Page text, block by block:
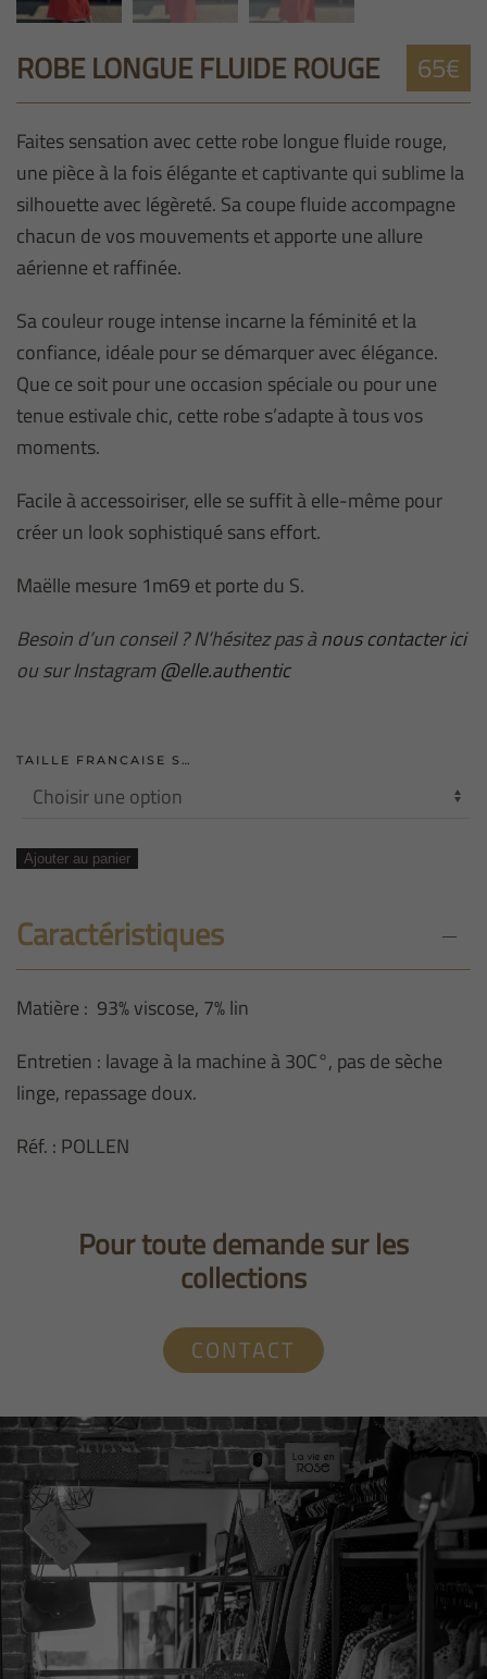
ROBE LONGUE FLUIDE ROUGE 65€
Faites sensation avec cette robe longue fluide rouge,
une pièce à la fois élégante et captivante qui sublime la
silhouette avec légèreté. Sa coupe fluide accompagne
chacun de vos mouvements et apporte une allure
aérienne et raffinée.
Sa couleur rouge intense incarne la féminité et la
confiance, idéale pour se démarquer avec élégance.
Que ce soit pour une occasion spéciale ou pour une
tenue estivale chic, cette robe s’adapte à tous vos
moments.
Facile à accessoiriser, elle se suffit à elle-même pour
créer un look sophistiqué sans effort.
Maëlle mesure 1m69 et porte du S.
Besoin d’un conseil ? N’hésitez pas ànous contacter ici
ou sur Instagram@elle.authentic
TAILLE FRANCAISE S…
quantité
ROBE
LONGUE
ROUGE
Ajouter au panier
Caractéristiques
Matière : 93% viscose, 7% lin
Entretien : lavage à la machine à 30C°, pas de sèche
linge, repassage doux.
Réf. : POLLEN
Pour toute demande sur les
collections
CONTACT